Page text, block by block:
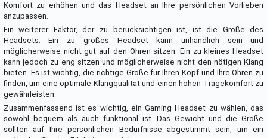
Komfort zu erhöhen und das Headset an Ihre persönlichen Vorlieben
anzupassen.
Ein weiterer Faktor, der zu berücksichtigen ist, ist die Größe des
Headsets. Ein zu großes Headset kann unhandlich sein und
möglicherweise nicht gut auf den Ohren sitzen. Ein zu kleines Headset
kann jedoch zu eng sitzen und möglicherweise nicht den nötigen Klang
bieten. Es ist wichtig, die richtige Größe für Ihren Kopf und Ihre Ohren zu
finden, um eine optimale Klangqualität und einen hohen Tragekomfort zu
gewährleisten.
Zusammenfassend ist es wichtig, ein Gaming Headset zu wählen, das
sowohl bequem als auch funktional ist. Das Gewicht und die Größe
sollten auf Ihre persönlichen Bedürfnisse abgestimmt sein, um ein